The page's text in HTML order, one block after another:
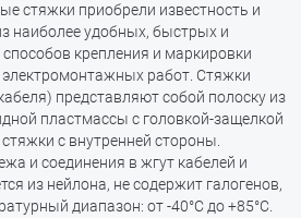
стяжки приобрели известность и
наиболее удобных, быстрых и
крепления и маркировки
электромонтажных работ. Стяжки
представляют собой полоску из
пластмассы с головкой-защелкой
с внутренней стороны.
и соединения в жгут кабелей и
из нейлона, не содержит галогенов,
диапазон: от -40°C до +85°C.